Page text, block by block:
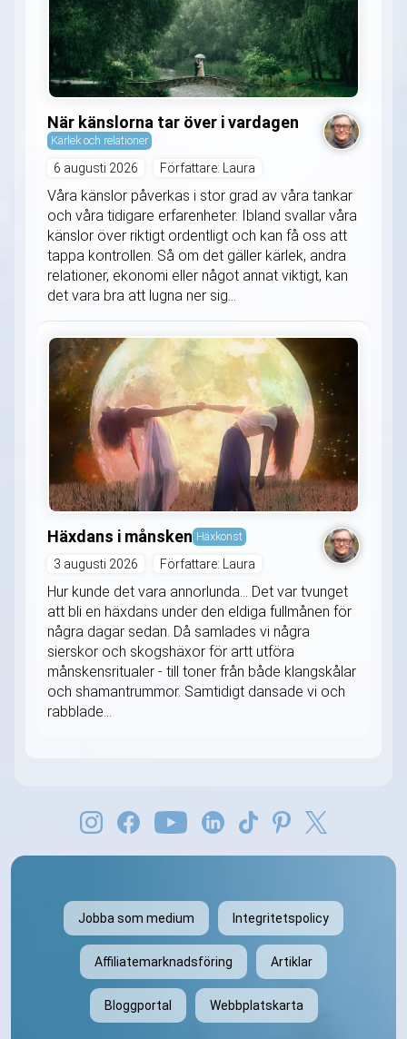
När känslorna tar över i vardagen
Kärlek och relationer
6 augusti 2026 Författare: Laura
Våra känslor påverkas i stor grad av våra tankar
och våra tidigare erfarenheter. Ibland svallar våra
känslor över riktigt ordentligt och kan få oss att
tappa kontrollen. Så om det gäller kärlek, andra
relationer, ekonomi eller något annat viktigt, kan
det vara bra att lugna ner sig...
Häxdans i månsken Häxkonst
3 augusti 2026 Författare: Laura
Hur kunde det vara annorlunda... Det var tvunget
att bli en häxdans under den eldiga fullmånen för
några dagar sedan. Då samlades vi några
sierskor och skogshäxor för artt utföra
månskensritualer - till toner från både klangskålar
och shamantrummor. Samtidigt dansade vi och
rabblade...
Jobba som medium Integritetspolicy
Affiliatemarknadsföring Artiklar
Bloggportal Webbplatskarta